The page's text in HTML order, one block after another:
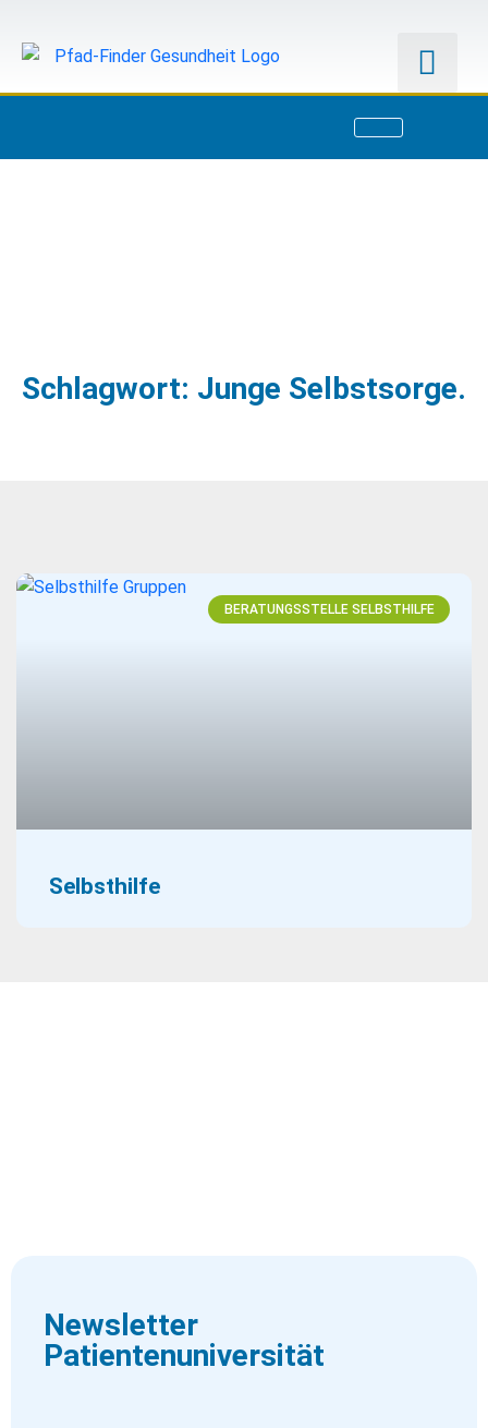
Schlagwort: Junge Selbstsorge.
BERATUNGSSTELLE SELBSTHILFE
Selbsthilfe
Newsletter
Patientenuniversität